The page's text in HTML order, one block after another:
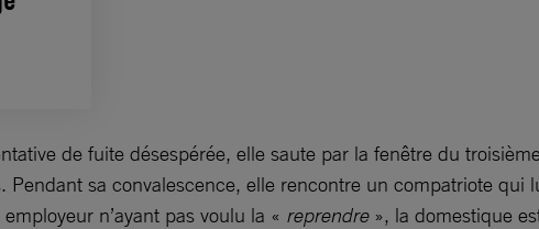
de fuite désespérée, elle saute par la fenêtre du
sa convalescence, elle rencontre un compatriote qui
n’ayant pas voulu la « reprendre», la domestique